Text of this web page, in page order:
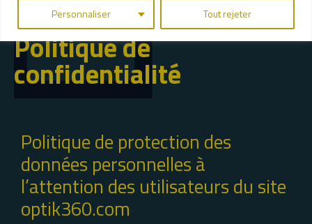
Personnaliser Tout rejeter
Politique de
confidentialité
Politique de protection des
données personnelles à
l’attention des utilisateurs du site
optik360.com